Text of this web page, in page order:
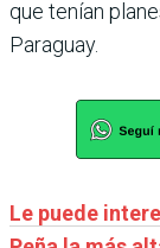
que tenían
Paraguay.
Le puede